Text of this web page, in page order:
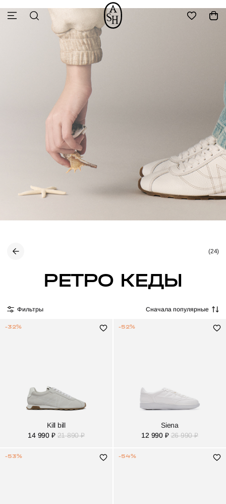
(24)
РЕТРО КЕДЫ
Фильтры Сначала популярные
Kill bill
14 990 ₽ 21 890 ₽
-32%
Siena
12 990 ₽ 26 990 ₽
-52%
-53% -54%